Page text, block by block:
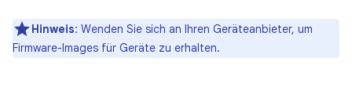
Hinweis: Wenden Sie sich an Ihren Geräteanbieter, um
Firmware-Images für Geräte zu erhalten.